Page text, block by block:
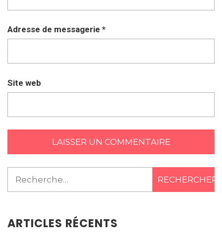
Adresse de messagerie *
Site web
ARTICLES RÉCENTS